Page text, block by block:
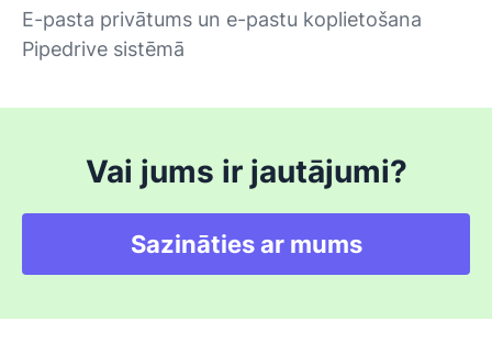
E-pasta privātums un e-pastu koplietošana
Pipedrive sistēmā
Vai jums ir jautājumi?
Sazināties ar mums